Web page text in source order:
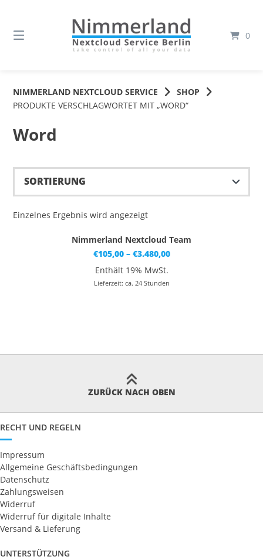
Inhalt
0
NIMMERLAND NEXTCLOUD SERVICE
SHOP
PRODUKTE VERSCHLAGWORTET MIT „WORD“
Word
Einzelnes Ergebnis wird angezeigt
Nimmerland Nextcloud Team
€105,00 – €3.480,00Preisspanne:
Enthält 19% MwSt.
Lieferzeit: ca. 24 Stunden
ZURÜCK NACH OBEN
RECHT UND REGELN
Impressum
Allgemeine Geschäftsbedingungen
Datenschutz
Zahlungsweisen
Widerruf
Widerruf für digitale Inhalte
Versand & Lieferung
UNTERSTÜTZUNG